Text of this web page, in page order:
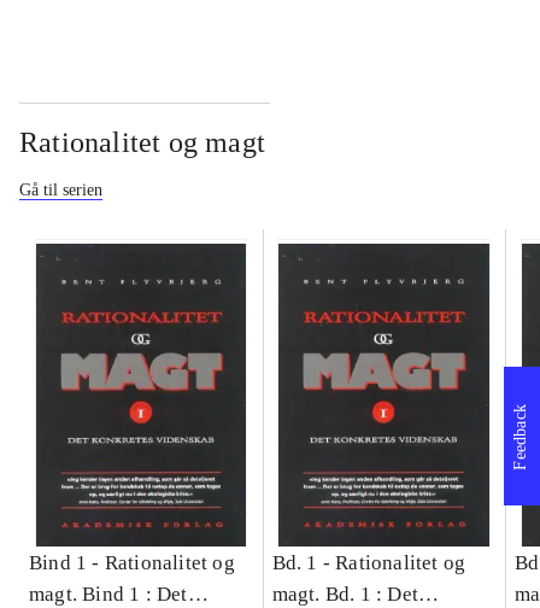
Rationalitet og magt
Gå til serien
Bind 1 - Rationalitet og
magt. Bind 1 : Det
Bd. 1 -Rationalitet og
magt. Bd. 1 : Det
Feedback